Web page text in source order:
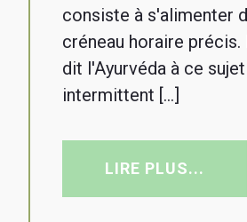
consiste à s'alimenter
créneau horaire précis.
dit l'Ayurvéda à ce
intermittent […]
LIRE PLUS...